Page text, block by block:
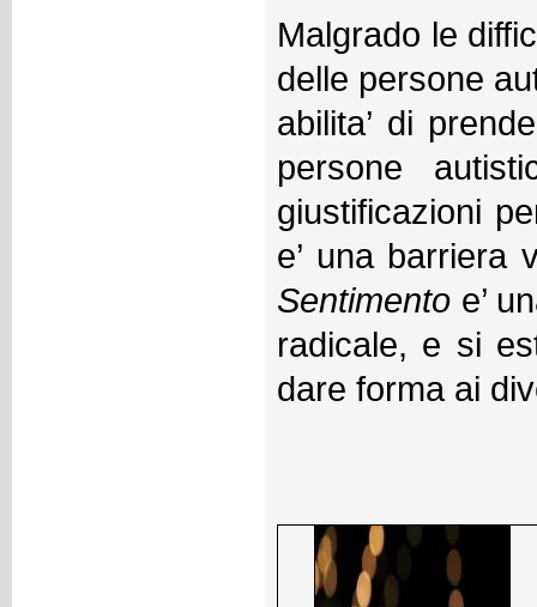
Malgrado le
delle persone
abilita’ di
persone
giustificazioni
Sentimento e’
radicale, e si
dare forma ai